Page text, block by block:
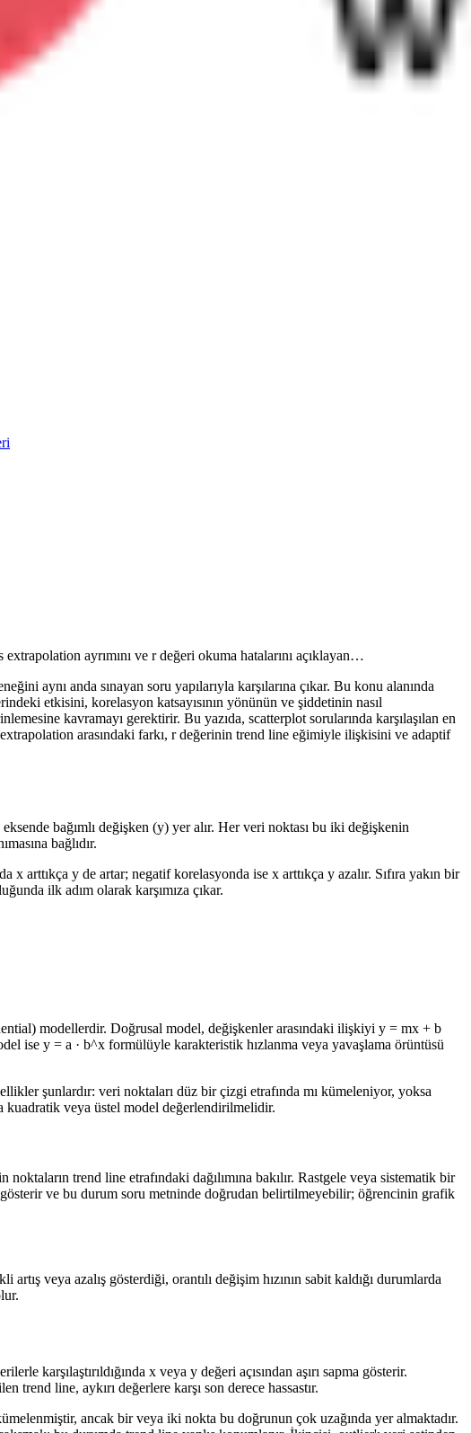
ayrımını ve r değeri okuma hatalarını açıklayan…
aynı anda sınayan soru yapılarıyla karşılarına çıkar. Bu konu alanında
etkisini, korelasyon katsayısının yönünün ve şiddetinin nasıl
kavramayı gerektirir. Bu yazıda, scatterplot sorularında karşılaşılan en
arasındaki farkı, r değerinin trend line eğimiyle ilişkisini ve adaptif
bağımlı değişken (y) yer alır. Her veri noktası bu iki değişkenin
bağlıdır.
y de artar; negatif korelasyonda ise x arttıkça y azalır. Sıfıra yakın bir
ilk adım olarak karşımıza çıkar.
modellerdir. Doğrusal model, değişkenler arasındaki ilişkiyi y = mx + b
ise y = a · b^x formülüyle karakteristik hızlanma veya yavaşlama örüntüsü
şunlardır: veri noktaları düz bir çizgi etrafında mı kümeleniyor, yoksa
veya üstel model değerlendirilmelidir.
trend line etrafındaki dağılımına bakılır. Rastgele veya sistematik bir
ve bu durum soru metninde doğrudan belirtilmeyebilir; öğrencinin grafik
veya azalış gösterdiği, orantılı değişim hızının sabit kaldığı durumlarda
karşılaştırıldığında x veya y değeri açısından aşırı sapma gösterir.
line, aykırı değerlere karşı son derece hassastır.
ancak bir veya iki nokta bu doğrunun çok uzağında yer almaktadır.